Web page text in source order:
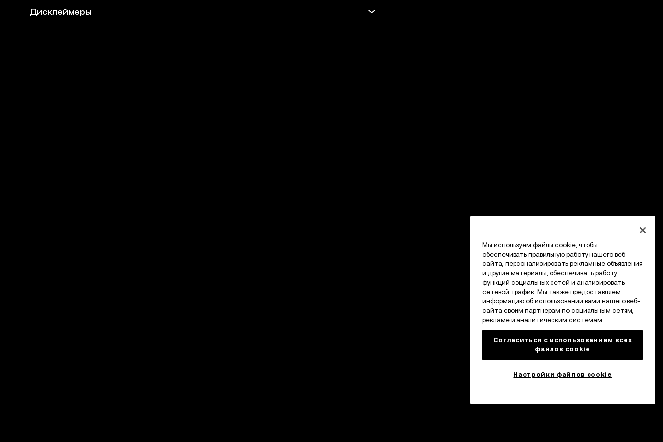
Дисклеймеры
Мы используем файлы cookie, чтобы
обеспечивать правильную работу нашего веб-
сайта, персонализировать рекламные объявления
и другие материалы, обеспечивать работу
функций социальных сетей и анализировать
сетевой трафик. Мы также предоставляем
информацию об использовании вами нашего веб-
сайта своим партнерам по социальным сетям,
рекламе и аналитическим системам.
Согласиться с использованием всех
файлов cookie
Настройки файлов cookie